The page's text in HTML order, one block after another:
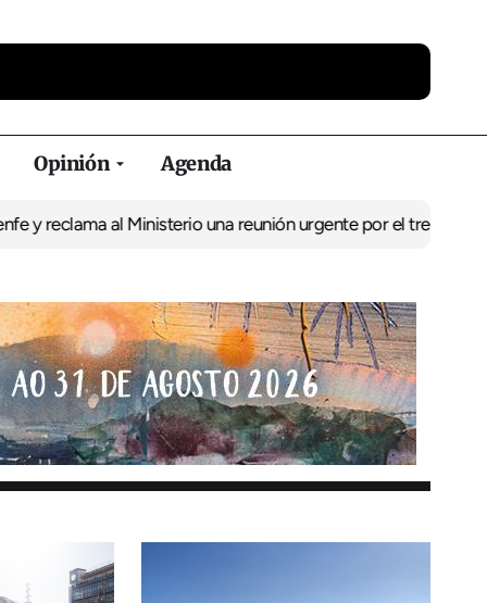
Opinión Agenda
al Ministerio una reunión urgente por el trenEl BNG exige la